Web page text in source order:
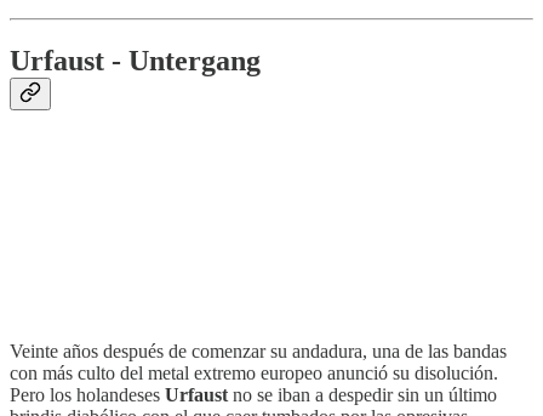
Urfaust - Untergang
Veinte años después de comenzar su andadura, una de las bandas
con más culto del metal extremo europeo anunció su disolución.
Pero los holandeses Urfaust no se iban a despedir sin un último